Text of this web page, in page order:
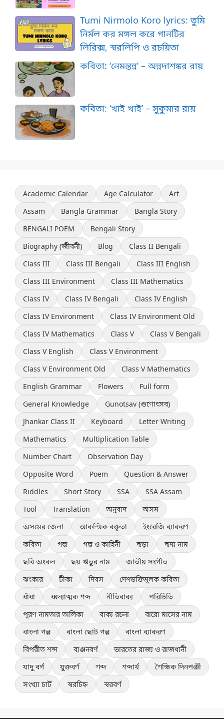
Tumi Nirmolo Koro lyrics: তুমি
নির্মল কর মঙ্গল করে গানটির
লিরিক্স, স্বরলিপি ও রচয়িতা
কবিতা: ‘নেমন্তন্ন’ – অন্নদাশঙ্কর রায়
কবিতা: ‘খাই খাই’ – সুকুমার রায়
Academic Calendar Age Calculator
Art
Assam
Bangla Grammar
Bangla Story
BENGALI POEM
Bengali Story
Biography (জীবনী)
Blog
Class II Bengali
Class III
Class III Bengali
Class III English
Class III Environment
Class III Mathematics
Class IV
Class IV Bengali
Class IV English
Class IV Environment
Class IV Environment Old
Class IV Mathematics
Class V
Class V Bengali
Class V English
Class V Environment
Class V Environment Old
Class V Mathematics
English Grammar
Flowers
Full form
General Knowledge
Gunotsav (গুণোৎসব)
Jhankar Class II
Keyboard
Letter Writing
Mathematics
Multiplication Table
Number Chart
Observation Day
Opposite Word
Poem
Question & Answer
Riddles
Short Story SSA
SSA Assam
Tool
Translation অনুবাদ
অসম
অসমের জেলা
আকস্মিক বক্তৃতা
ইংরেজি ব্যাকরণ
কবিতা
গল্প গল্প ও কাহিনী ছড়া
ছদ্ম নাম
ছবি অংকন
ছয় ঋতুর নাম
জাতীয় সংগীত
ঝংকার
টীকা দিবস
দেশভক্তিমূলক কবিতা
ধাঁধা
ধ্বন্যাত্মক শব্দ নীতিবাক্য
পরিচিতি
পূরণ নামতার তালিকা
বাক্য রচনা
বারো মাসের নাম
বাংলা গল্প
বাংলা ছোট গল্প
বাংলা ব্যাকরণ
বিপরীত শব্দ
ব্যঞ্জনবর্ণ
ভারতের রাজ্য ও রাজধানী
যাদু বর্গ
যুক্তবর্ণ শব্দ শব্দার্থ
শৈক্ষিক দিনপঞ্জী
সংখ্যা চার্ট
স্বরচিহ্ন স্বরবর্ণ